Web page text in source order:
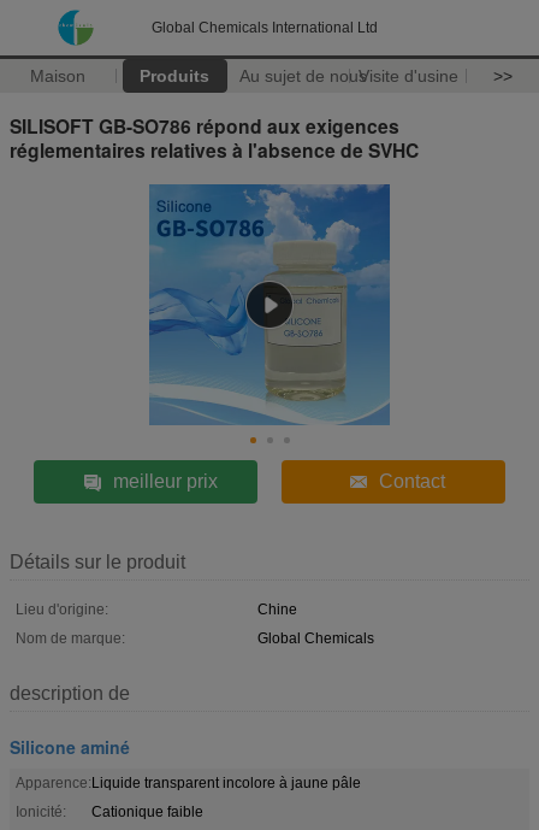
Global Chemicals International Ltd
Maison Produits Au sujet de nousVisite d'usine >>
SILISOFT GB-SO786 répond aux exigences
réglementaires relatives à l'absence de SVHC
meilleur prix Contact
Détails sur le produit
Lieu d'origine:
Chine
Nom de marque:
Global Chemicals
description de
Silicone aminé
Apparence:Liquide transparent incolore à jaune pâle
Ionicité:
Cationique faible